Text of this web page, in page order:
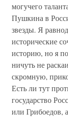
могучего
Пушкина в
звезды. Я
исторические
историю, но я
ничуть не
скромную,
Есть ли тут
государство
или Грибоедов,